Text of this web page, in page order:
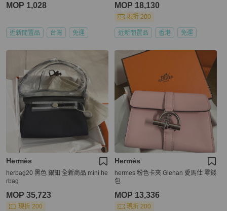
MOP 1,028
近新閒置品 台灣 免運
MOP 18,130
現折 200
近新閒置品 香港 免運
Hermès
herbag20 黑色 銀釦 全新商品 mini he
rbag
MOP 35,723
現折 200
Hermès
hermes 粉色卡夾 Glenan 愛馬仕 零錢
包
MOP 13,336
現折 200